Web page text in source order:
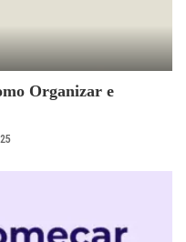
Organizar e